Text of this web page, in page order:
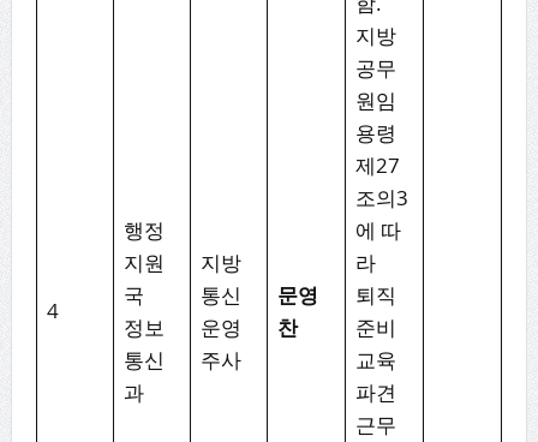
4
행정
지원
국
정보
통신
과
지방
통신
운영
주사
문영
찬
지방
공무
원임
용령
제27
조의3
에 따
라
퇴직
준비
교육
파견
근무